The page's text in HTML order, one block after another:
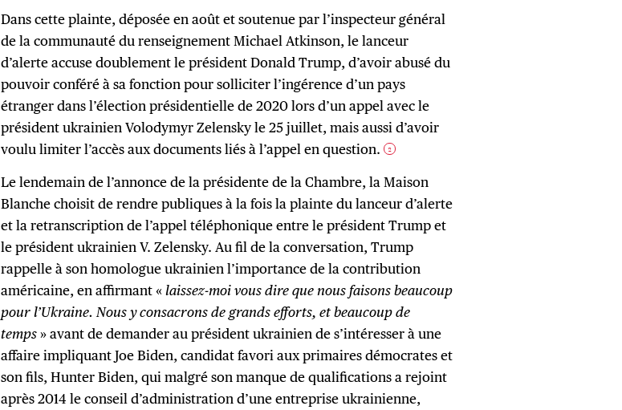
Dans cette plainte, déposée en août et soutenue par l’inspecteur général
de la communauté du renseignement Michael Atkinson, le lanceur
d’alerte accuse doublement le président Donald Trump, d’avoir abusé du
pouvoir conféré à sa fonction pour solliciter l’ingérence d’un pays
étranger dans l’élection présidentielle de 2020 lors d’un appel avec le
président ukrainien Volodymyr Zelensky le 25 juillet, mais aussi d’avoir
voulu limiter l’accès aux documents liés à l’appel en question. 2
Le lendemain de l’annonce de la présidente de la Chambre, la Maison
Blanche choisit de rendre publiques à la fois la plainte du lanceur d’alerte
et la retranscription de l’appel téléphonique entre le président Trump et
le président ukrainien V. Zelensky. Au fil de la conversation, Trump
rappelle à son homologue ukrainien l’importance de la contribution
américaine, en affirmant «laissez-moi vous dire que nous faisons beaucoup
pour l’Ukraine. Nous y consacrons de grands efforts, et beaucoup de
temps» avant de demander au président ukrainien de s’intéresser à une
affaire impliquant Joe Biden, candidat favori aux primaires démocrates et
son fils, Hunter Biden, qui malgré son manque de qualifications a rejoint
après 2014 le conseil d’administration d’une entreprise ukrainienne,